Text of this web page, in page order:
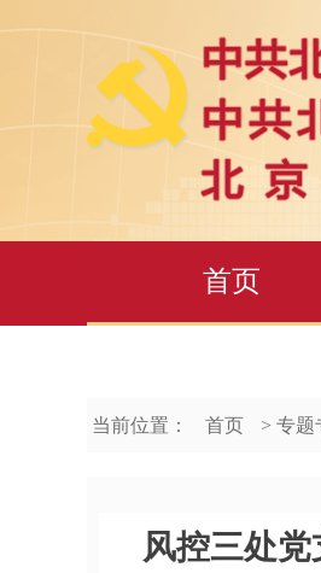
首页
当前位置： 首页 > 专题
风控三处